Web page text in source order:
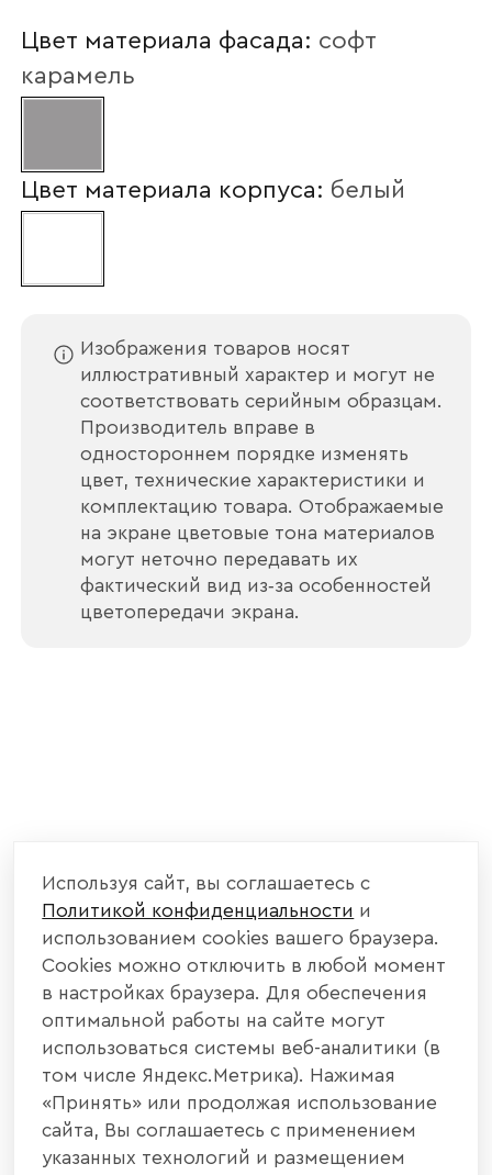
Цвет материала фасада: софт
карамель
Цвет материала корпуса: белый
Изображения товаров носят
иллюстративный характер и могут не
соответствовать серийным образцам.
Производитель вправе в
одностороннем порядке изменять
цвет, технические характеристики и
комплектацию товара. Отображаемые
на экране цветовые тона материалов
могут неточно передавать их
фактический вид из‑за особенностей
цветопередачи экрана.
Ваш email
Номер телефона
Отправить
Согласен с политикой конфиденциальности
и обработкой данных.
Используя сайт, вы соглашаетесь с
Политикой конфиденциальности и
использованием cookies вашего браузера.
Cookies можно отключить в любой момент
в настройках браузера. Для обеспечения
оптимальной работы на сайте могут
использоваться системы веб-аналитики (в
том числе Яндекс.Метрика). Нажимая
«Принять» или продолжая использование
сайта, Вы соглашаетесь с применением
указанных технологий и размещением